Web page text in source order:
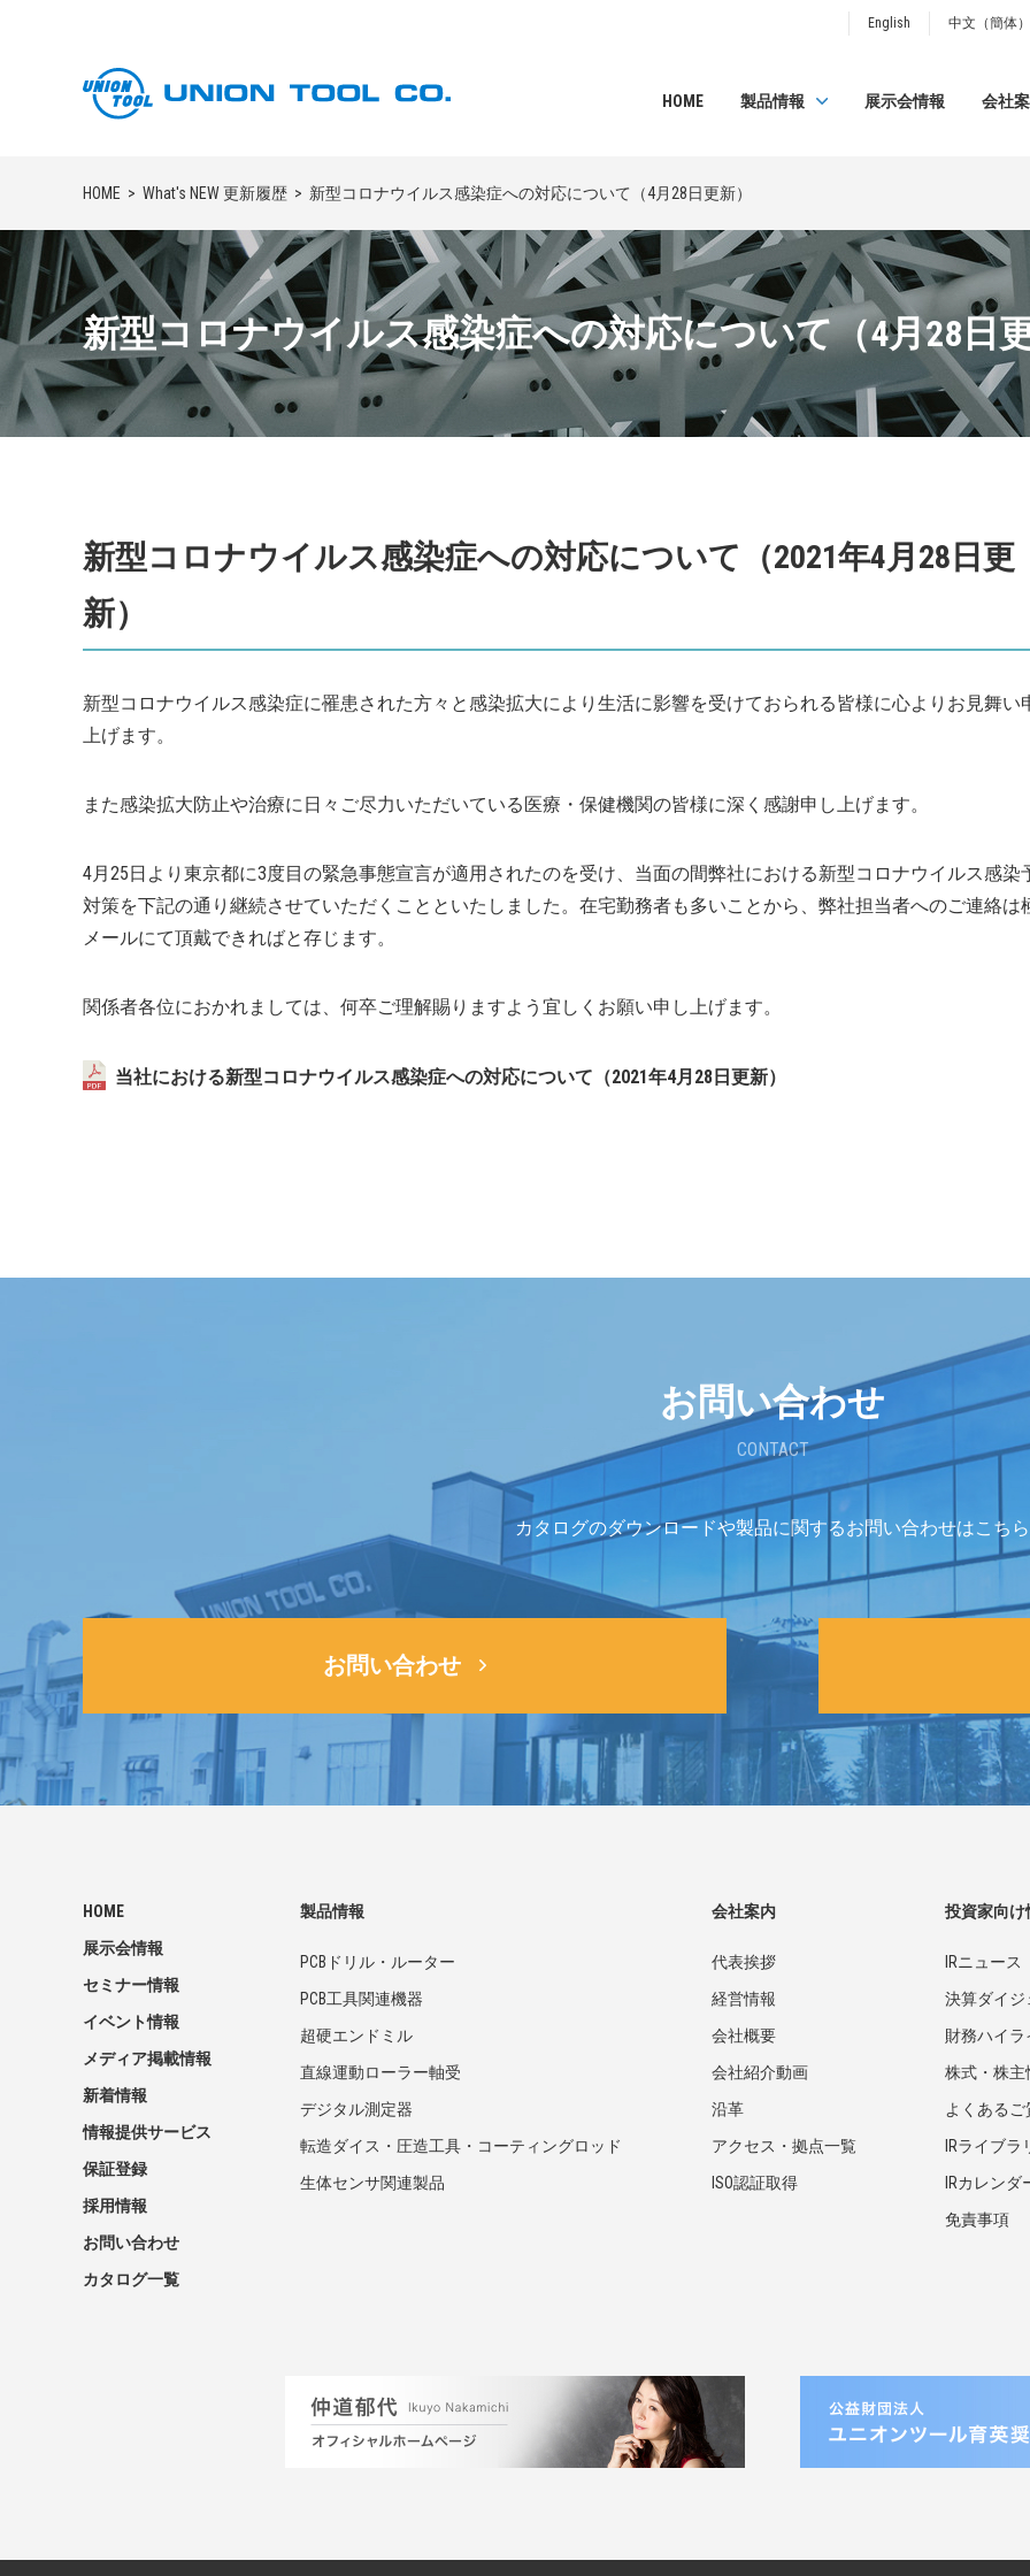
English 中文（簡体）
HOME 製品情報 展示会情報 会社
HOME What's NEW 更新履歴 新型コロナウイルス感染症への対応について（4月28日更新）
新型コロナウイルス感染症への対応について（4月28日
新型コロナウイルス感染症への対応について（2021年4月28日更
新）
新型コロナウイルス感染症に罹患された方々と感染拡大により生活に影響を受けておられる皆様に心よりお見舞い
上げます。
また感染拡大防止や治療に日々ご尽力いただいている医療・保健機関の皆様に深く感謝申し上げます。
4月25日より東京都に3度目の緊急事態宣言が適用されたのを受け、当面の間弊社における新型コロナウイルス感染
対策を下記の通り継続させていただくことといたしました。在宅勤務者も多いことから、弊社担当者へのご連絡は
メールにて頂戴できればと存じます。
関係者各位におかれましては、何卒ご理解賜りますよう宜しくお願い申し上げます。
当社における新型コロナウイルス感染症への対応について（2021年4月28日更新）
お問い合わせ
CONTACT
カタログのダウンロードや製品に関するお問い合わせはこちら
お問い合わせ
HOME
展示会情報
セミナー情報
イベント情報
メディア掲載情報
新着情報
情報提供サービス
保証登録
採用情報
お問い合わせ
カタログ一覧
製品情報
PCBドリル・ルーター
PCB工具関連機器
超硬エンドミル
直線運動ローラー軸受
デジタル測定器
転造ダイス・圧造工具・コーティングロッド
生体センサ関連製品
会社案内
代表挨拶
経営情報
会社概要
会社紹介動画
沿革
アクセス・拠点一覧
ISO認証取得
投資家向け
IRニュース
決算ダイジ
財務ハイラ
株式・株主
よくあるご
IRライブラ
IRカレンダ
免責事項